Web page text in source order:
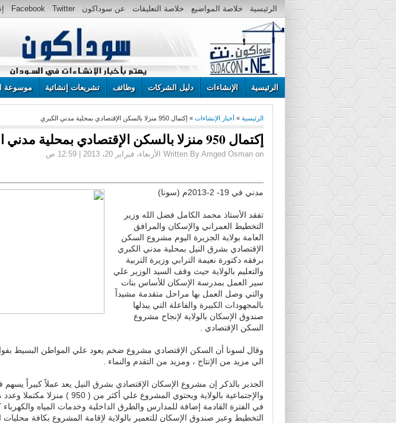
الرئيسية خلاصة المواضيع خلاصة التعليقات عن سوداكون Twitter
Facebook
الرئيسية الإنشاءات دليل الشركات وظائف تشريعات إنشائية موسوعة
الرئيسية » أخبار الإنشاءات » إكتمال 950 منزلا بالسكن الإقتصادي بمحلية مدني الكبري
إكتمال 950 منزلا بالسكن الإقتصادي بمحلية مدني الكبري
Written By Amged Osman on الأربعاء، فبراير 20، 2013 | 12:59 ص
مدني في 19- 2-2013م (سونا)
تفقد الأستاذ محمد الكامل فضل الله وزير
التخطيط العمراني والإسكان والمرافق
العامة بولاية الجزيرة اليوم مشروع السكن
الإقتصادي بشرق النيل بمحلية مدني الكبري
برفقه دكتورة نعيمة الترابي وزيرة التربية
والتعليم بالولاية حيث وقف السيد الوزير علي
سير العمل بمدرسة الإسكان للأساس بنات
والتي وصل العمل بها مراحل متقدمة مشيداً
بالمجهودات الكبيرة والفاعلة التي يبذلها
صندوق الإسكان بالولاية لإنجاح مشروع
السكن الإقتصادي .
وقال لسونا أن السكن الإقتصادي مشروع ضخم يعود علي المواطن البسيط
الي مزيد من الإنتاج ، ومزيد من التقدم والنماء .
الجدير بالذكر إن مشروع الإسكان الإقتصادي بشرق النيل يعد عملاً كبيراً يسهم
والإجتماعية بالولاية ويحتوي المشروع علي
في الفترة القادمة إضافة للمدارس والطرق الداخلية وخدمات المياه
التخطيط وعبر صندوق الإسكان للتعمير بالولاية لإقامة المشروع بكافة محليات